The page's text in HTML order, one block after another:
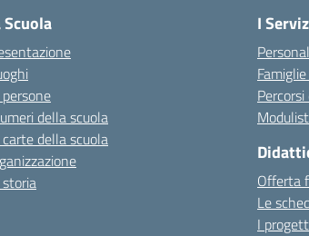
Scuola
della scuola
carte della scuola
I
Offerta
Le
I